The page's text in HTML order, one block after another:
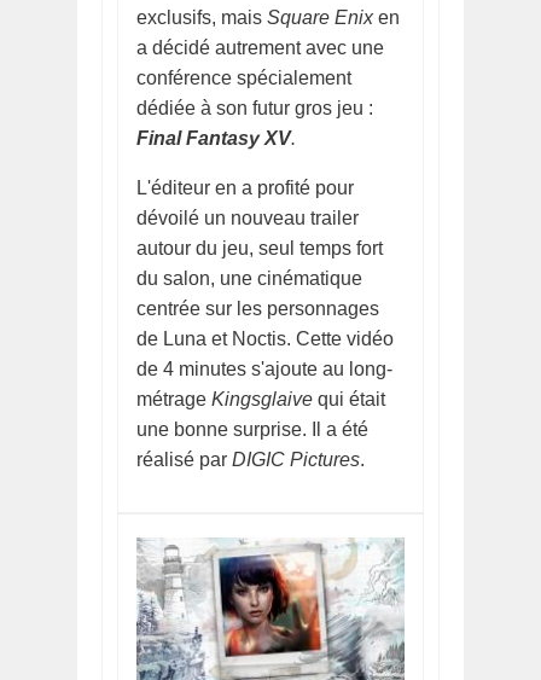
exclusifs, mais Square Enixen
a décidé autrement avec une
conférence spécialement
dédiée à son futur gros jeu :
Final Fantasy XV.
L'éditeur en a profité pour
dévoilé un nouveau trailer
autour du jeu, seul temps fort
du salon, une cinématique
centrée sur les personnages
de Luna et Noctis. Cette vidéo
de 4 minutes s'ajoute au long-
métrage Kingsglaive qui était
une bonne surprise. Il a été
réalisé par DIGIC Pictures.